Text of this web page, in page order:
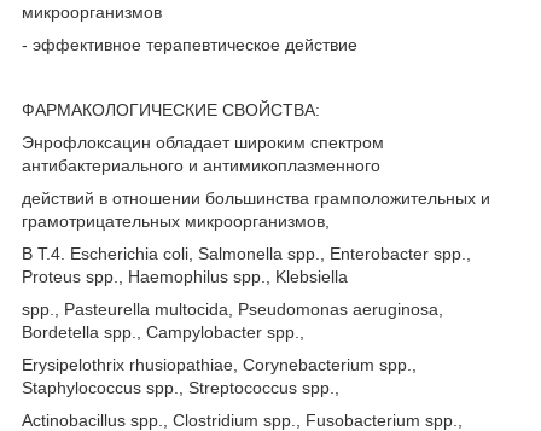
микроорганизмов
- эффективное терапевтическое действие
ФАРМАКОЛОГИЧЕСКИЕ СВОЙСТВА:
Энрофлоксацин обладает широким спектром
антибактериального и антимикоплазменного
действий в отношении большинства грамположительных и
грамотрицательных микроорганизмов,
B T.4. Escherichia coli, Salmonella spp., Enterobacter spp.,
Proteus spp., Haemophilus spp., Klebsiella
spp., Pasteurella multocida, Pseudomonas aeruginosa,
Bordetella spp., Campylobacter spp.,
Erysipelothrix rhusiopathiae, Corynebacterium spp.,
Staphylococcus spp., Streptococcus spp.,
Actinobacillus spp., Clostridium spp., Fusobacterium spp.,